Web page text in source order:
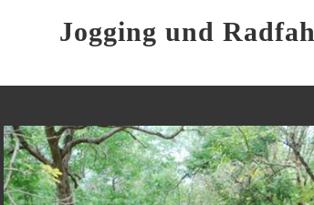
Jogging und